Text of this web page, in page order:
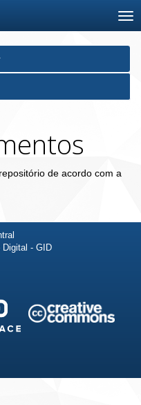
de acordo com a
Digital - GID